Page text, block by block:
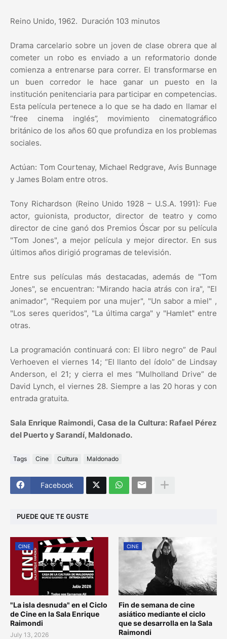
Reino Unido, 1962. Duración 103 minutos
Drama carcelario sobre un joven de clase obrera que al
cometer un robo es enviado a un reformatorio donde
comienza a entrenarse para correr. El transformarse en
un buen corredor le hace ganar un puesto en la
institución penitenciaria para participar en competencias.
Esta película pertenece a lo que se ha dado en llamar el
“free cinema inglés”, movimiento cinematográfico
británico de los años 60 que profundiza en los problemas
sociales.
Actúan: Tom Courtenay, Michael Redgrave, Avis Bunnage
y James Bolam entre otros.
Tony Richardson (Reino Unido 1928 – U.S.A. 1991): Fue
actor, guionista, productor, director de teatro y como
director de cine ganó dos Premios Óscar por su película
"Tom Jones", a mejor película y mejor director. En sus
últimos años dirigió programas de televisión.
Entre sus películas más destacadas, además de "Tom
Jones", se encuentran: "Mirando hacia atrás con ira", "El
animador", "Requiem por una mujer", "Un sabor a miel" ,
"Los seres queridos", "La última carga" y "Hamlet" entre
otras.
La programación continuará con: El libro negro” de Paul
Verhoeven el viernes 14; “El llanto del ídolo” de Lindsay
Anderson, el 21; y cierra el mes “Mulholland Drive” de
David Lynch, el viernes 28. Siempre a las 20 horas y con
entrada gratuita.
Sala Enrique Raimondi, Casa de la Cultura: Rafael Pérez
del Puerto y Sarandí, Maldonado.
Tags Cine Cultura Maldonado
Facebook
PUEDE QUE TE GUSTE
CINE
"La isla desnuda" en el Ciclo
de Cine en la Sala Enrique
Raimondi
July 13, 2026
CINE
Fin de semana de cine
asiático mediante el ciclo
que se desarrolla en la Sala
Raimondi